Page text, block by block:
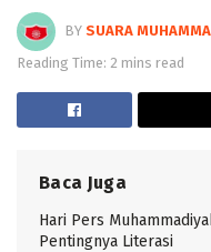
BY SUARA
Reading Time: 2 mins read
Baca Juga
Hari Pers
Pentingnya Literasi